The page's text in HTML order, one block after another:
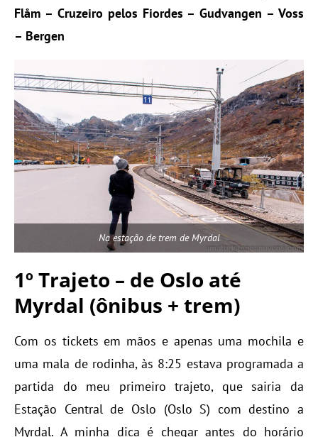
Flåm – Cruzeiro pelos Fiordes – Gudvangen – Voss
– Bergen
Na estação de trem de Myrdal
1º Trajeto – de Oslo até
Myrdal (ônibus + trem)
Com os tickets em mãos e apenas uma mochila e
uma mala de rodinha, às 8:25 estava programada a
partida do meu primeiro trajeto, que sairia da
Estação Central de Oslo (Oslo S) com destino a
Myrdal. A minha dica é chegar antes do horário